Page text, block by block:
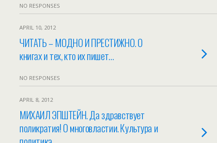
NO RESPONSES
APRIL 10, 2012
ЧИТАТЬ – МОДНО И ПРЕСТИЖНО. О
книгах и тех, кто их пишет…
NO RESPONSES
APRIL 8, 2012
МИХАИЛ ЭПШТЕЙН. Да здравствует
поликратия! О многовластии. Культура и